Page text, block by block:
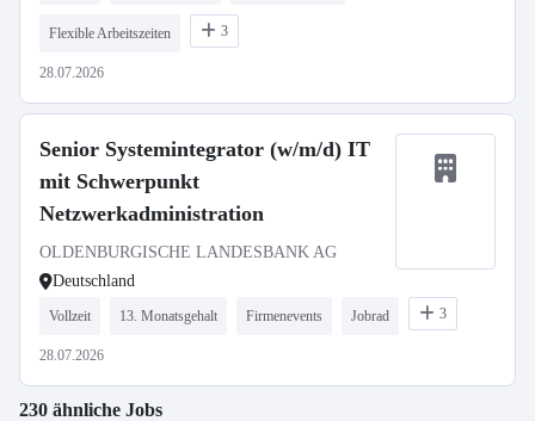
Flexible Arbeitszeiten 3
28.07.2026
Senior Systemintegrator (w/m/d) IT
mit Schwerpunkt
Netzwerkadministration
OLDENBURGISCHE LANDESBANK AG
Deutschland
Vollzeit 13. Monatsgehalt Firmenevents Jobrad 3
28.07.2026
230 ähnliche Jobs